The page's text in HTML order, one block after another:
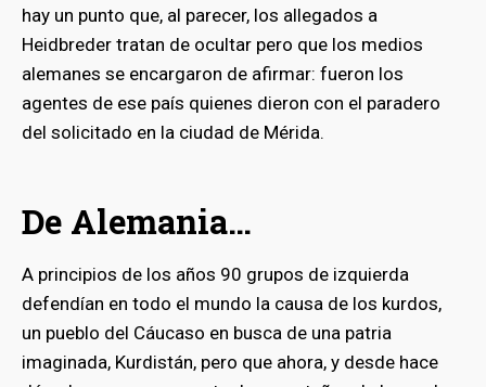
hay un punto que, al parecer, los allegados a
Heidbreder tratan de ocultar pero que los medios
alemanes se encargaron de afirmar: fueron los
agentes de ese país quienes dieron con el paradero
del solicitado en la ciudad de Mérida.
De Alemania…
A principios de los años 90 grupos de izquierda
defendían en todo el mundo la causa de los kurdos,
un pueblo del Cáucaso en busca de una patria
imaginada, Kurdistán, pero que ahora, y desde hace